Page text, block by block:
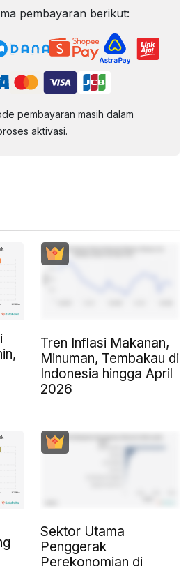
pembayaran berikut:
pembayaran masih dalam
aktivasi.
Tren Inflasi Makanan,
Minuman, Tembakau di
Indonesia hingga April
2026
Sektor Utama
Penggerak
Perekonomian di